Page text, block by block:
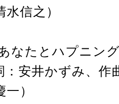
信之）
なたとハプニン
：安井かずみ、作
）